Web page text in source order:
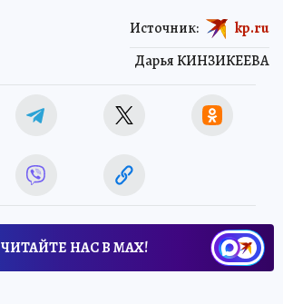
Дарья КИНЗИКЕЕВА
Источник: kp.ru
ЧИТАЙТЕ НАС В МАХ!